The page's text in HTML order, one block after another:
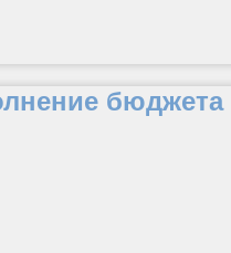
бюджета